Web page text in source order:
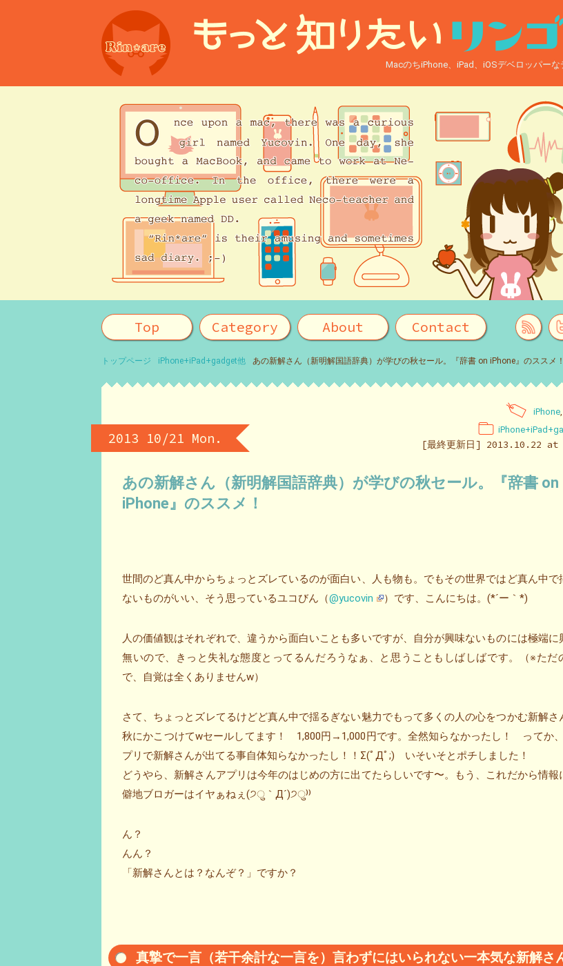
MacのちiPhone、iPad、iOSデベロッパー
Top Category About Contact
トップページ iPhone+iPad+gadget他 あの新解さん（新明解国語辞典）が学びの秋セール。『辞書 on iPhone』のススメ！
2013 10/21 Mon.
iPhone,
[最終更新日] 2013.10.22 at
あの新解さん（新明解国語辞典）が学びの秋セール。『辞書 on
iPhone』のススメ！
世間のど真ん中からちょっとズレているのが面白い、人も物も。でもその世界ではど真ん中で
ないものがいい、そう思っているユコびん（@yucovin ）です、こんにちは。(*´ー｀*)
人の価値観はそれぞれで、違うから面白いことも多いですが、自分が興味ないものには極端に
無いので、きっと失礼な態度とってるんだろうなぁ、と思うこともしばしばです。（※ただ
で、自覚は全くありませんw）
さて、ちょっとズレてるけどど真ん中で揺るぎない魅力でもって多くの人の心をつかむ新解さ
秋にかこつけてwセールしてます！ 1,800円→1,000円です。全然知らなかったし！ ってか
プリで新解さんが出てる事自体知らなかったし！！Σ(ﾟДﾟ;) いそいそとポチしました！
どうやら、新解さんアプリは今年のはじめの方に出てたらしいです〜。もう、これだから情報
僻地ブロガーはイヤぁねぇ(੭ु｀Д´)੭ु⁾⁾
ん？
んん？
「新解さんとは？なんぞ？」ですか？
真摯で一言（若干余計な一言を）言わずにはいられない一本気な新解